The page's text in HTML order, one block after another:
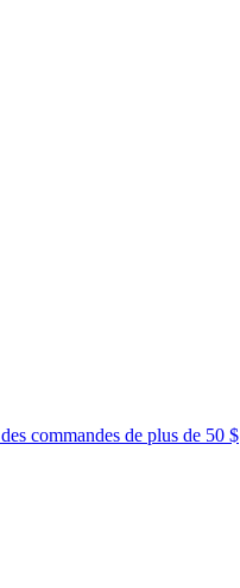
des commandes de plus de 50 $